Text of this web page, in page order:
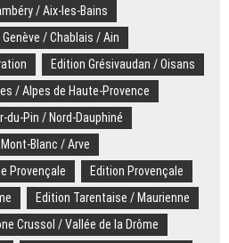
une
résidence
de
tourisme
de
Valmeinier
/ Aix-les-Bains
Genève / Chablais / Ain
Edition Grésivaudan / Oisans
/ Alpes de Haute-Provence
du-Pin / Nord-Dauphiné
Blanc / Arve
Provençale
Edition Provençale
Edition Tarentaise / Maurienne
Crussol / Vallée de la Drôme